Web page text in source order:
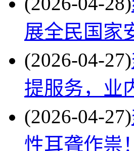
展全民国家
(2026-04-27)
提服务，业
(2026-04-27)
性耳聋作祟